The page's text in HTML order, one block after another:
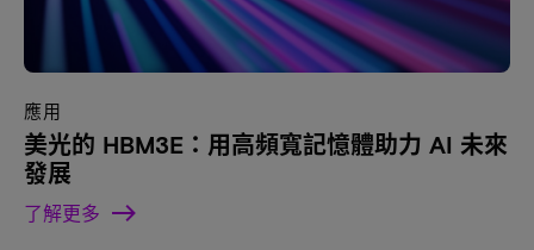
應用
美光的 HBM3E：用高頻寬記憶體助力 AI 未來
發展
了解更多